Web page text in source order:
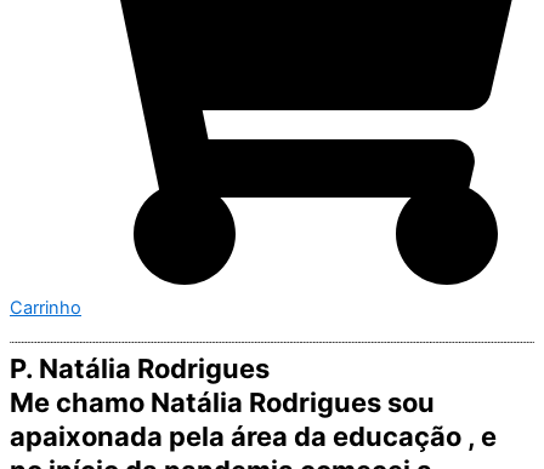
Carrinho
P. Natália Rodrigues
Me chamo Natália Rodrigues sou
apaixonada pela área da educação , e